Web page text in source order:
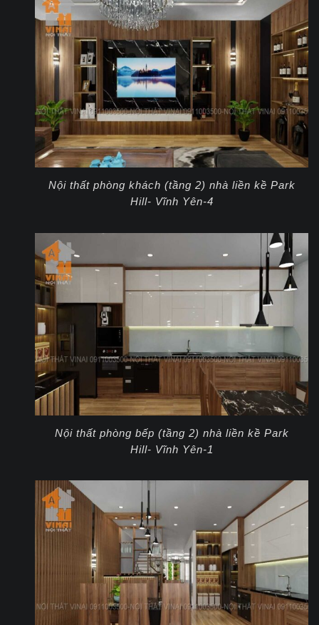
Nội thất phòng khách (tầng 2) nhà liền kề Park
Hill- Vĩnh Yên-4
Nội thất phòng bếp (tầng 2) nhà liền kề Park
Hill- Vĩnh Yên-1